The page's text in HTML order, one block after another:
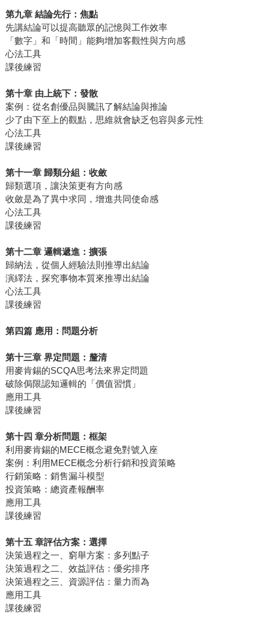
第九章 結論先行：焦點
先講結論可以提高聽眾的記憶與工作效率
「數字」和「時間」能夠增加客觀性與方向感
心法工具
課後練習
第十章 由上統下：發散
案例：從名創優品與騰訊了解結論與推論
少了由下至上的觀點，思維就會缺乏包容與多元性
心法工具
課後練習
第十一章 歸類分組：收斂
歸類選項，讓決策更有方向感
收斂是為了異中求同，增進共同使命感
心法工具
課後練習
第十二章 邏輯遞進：擴張
歸納法，從個人經驗法則推導出結論
演繹法，探究事物本質來推導出結論
心法工具
課後練習
第四篇 應用：問題分析
第十三章 界定問題：釐清
用麥肯錫的SCQA思考法來界定問題
破除侷限認知邏輯的「價值習慣」
應用工具
課後練習
第十四 章分析問題：框架
利用麥肯錫的MECE概念避免對號入座
案例：利用MECE概念分析行銷和投資策略
行銷策略：銷售漏斗模型
投資策略：總資產報酬率
應用工具
課後練習
第十五 章評估方案：選擇
決策過程之一、窮舉方案：多列點子
決策過程之二、效益評估：優劣排序
決策過程之三、資源評估：量力而為
應用工具
課後練習